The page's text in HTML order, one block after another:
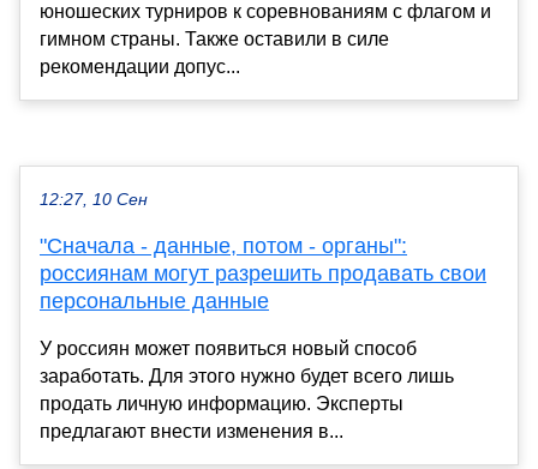
юношеских турниров к соревнованиям с флагом и
гимном страны. Также оставили в силе
рекомендации допус...
12:27, 10 Сен
"Сначала - данные, потом - органы":
россиянам могут разрешить продавать свои
персональные данные
У россиян может появиться новый способ
заработать. Для этого нужно будет всего лишь
продать личную информацию. Эксперты
предлагают внести изменения в...